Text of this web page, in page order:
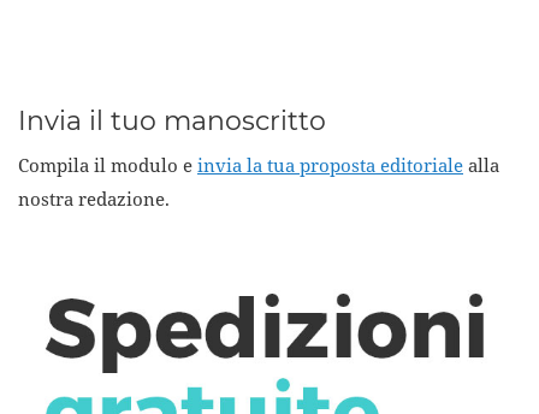
Invia il tuo manoscritto
Compila il modulo e invia la tua proposta editoriale alla
nostra redazione.